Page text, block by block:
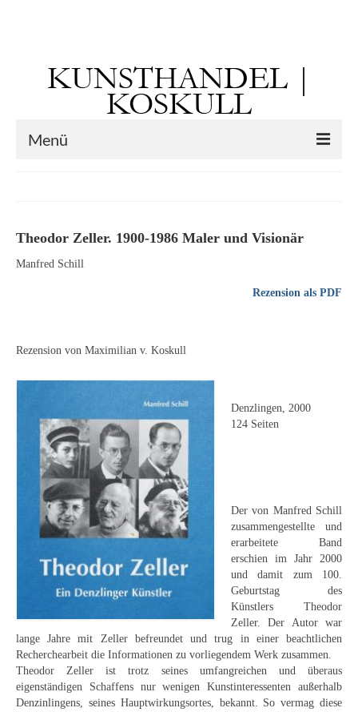
KUNSTHANDEL |
KOSKULL
Menü
Johann Georg Strobel
Ludwig Martin Wilberg
Weitere Künstler nach 1945
Kunst 1900-1945
Walter Becker
Ernst Geitlinger
Wilhelm von Hillern-Flinsch
Karl Otto Hy
Theodor Zeller. 1900-1986 Maler und Visionär
Manfred Schill
Rezension als PDF
Rezension von Maximilian v. Koskull
Denzlingen, 2000
124 Seiten
Der von Manfred Schill
zusammengestellte und
erarbeitete Band
erschien im Jahr 2000
und damit zum 100.
Geburtstag des
Künstlers Theodor
Zeller. Der Autor war
lange Jahre mit Zeller befreundet und trug in einer beachtlichen
Recherchearbeit die Informationen zu vorliegendem Werk zusammen.
Theodor Zeller ist trotz seines umfangreichen und überaus
eigenständigen Schaffens nur wenigen Kunstinteressenten außerhalb
Denzinlingens, seines Hauptwirkungsortes, bekannt. So vermag diese